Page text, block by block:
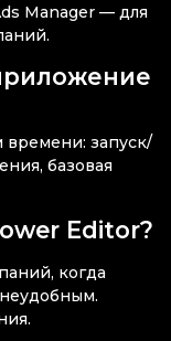
Manager — для
запуск/
базовая
Editor?
когда